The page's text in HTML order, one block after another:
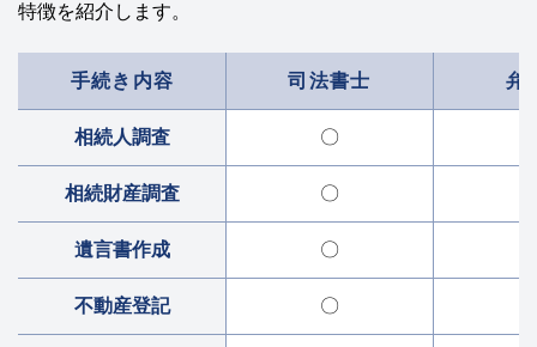
特徴を紹介します。
手続き内容 司法書士 弁
相続人調査 〇
相続財産調査 〇
遺言書作成 〇
不動産登記 〇